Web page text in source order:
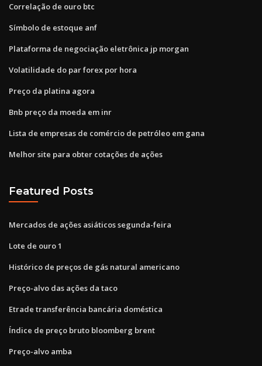
Correlação de ouro btc
Símbolo de estoque anf
Plataforma de negociação eletrônica jp morgan
Volatilidade do par forex por hora
Preço da platina agora
Bnb preço da moeda em inr
Lista de empresas de comércio de petróleo em gana
Melhor site para obter cotações de ações
Featured Posts
Mercados de ações asiáticos segunda-feira
Lote de ouro 1
Histórico de preços de gás natural americano
Preço-alvo das ações da taco
Etrade transferência bancária doméstica
Índice de preço bruto bloomberg brent
Preço-alvo amba